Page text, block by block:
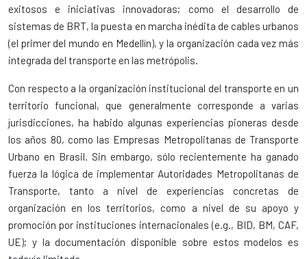
exitosos e iniciativas innovadoras; como el desarrollo de
sistemas de BRT, la puesta en marcha inédita de cables urbanos
(el primer del mundo en Medellín), y la organización cada vez más
integrada del transporte en las metrópolis.
Con respecto a la organización institucional del transporte en un
territorio funcional, que generalmente corresponde a varias
jurisdicciones, ha habido algunas experiencias pioneras desde
los años 80, como las Empresas Metropolitanas de Transporte
Urbano en Brasil. Sin embargo, sólo recientemente ha ganado
fuerza la lógica de implementar Autoridades Metropolitanas de
Transporte, tanto a nivel de experiencias concretas de
organización en los territorios, como a nivel de su apoyo y
promoción por instituciones internacionales (e.g., BID, BM, CAF,
UE); y la documentación disponible sobre estos modelos es